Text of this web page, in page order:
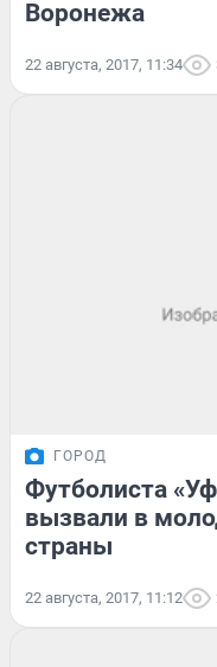
Воронежа
22 августа, 2017, 11:34
ГОРОД
Футболиста
вызвали в
страны
22 августа, 2017, 11:12